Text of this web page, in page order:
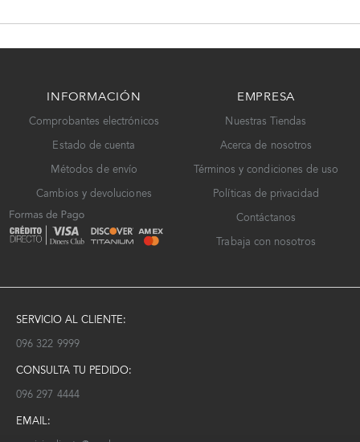
INFORMACIÓN
Comprobantes electrónicos
Estado de cuenta
Métodos de envío
Cambios y devoluciones
EMPRESA
Nuestras Tiendas
Acerca de nosotros
Términos y condiciones de uso
Políticas de privacidad
Contáctanos
Trabaja con nosotros
SERVICIO AL CLIENTE:
096 322 9999
CONSULTA TU PEDIDO:
096 297 4444
EMAIL: